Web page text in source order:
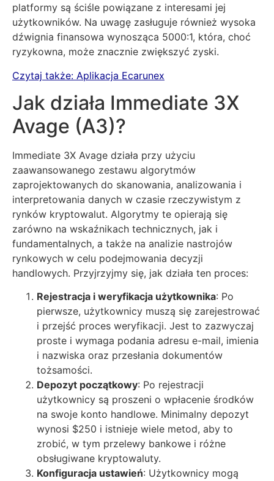
platformy są ściśle powiązane z interesami jej
użytkowników. Na uwagę zasługuje również wysoka
dźwignia finansowa wynosząca 5000:1, która, choć
ryzykowna, może znacznie zwiększyć zyski.
Czytaj także: Aplikacja Ecarunex
Jak działa Immediate 3X
Avage (A3)?
Immediate 3X Avage działa przy użyciu
zaawansowanego zestawu algorytmów
zaprojektowanych do skanowania, analizowania i
interpretowania danych w czasie rzeczywistym z
rynków kryptowalut. Algorytmy te opierają się
zarówno na wskaźnikach technicznych, jak i
fundamentalnych, a także na analizie nastrojów
rynkowych w celu podejmowania decyzji
handlowych. Przyjrzyjmy się, jak działa ten proces:
Rejestracja i weryfikacja użytkownika: Po
pierwsze, użytkownicy muszą się zarejestrować
i przejść proces weryfikacji. Jest to zazwyczaj
proste i wymaga podania adresu e-mail, imienia
i nazwiska oraz przesłania dokumentów
tożsamości.
Depozyt początkowy: Po rejestracji
użytkownicy są proszeni o wpłacenie środków
na swoje konto handlowe. Minimalny depozyt
wynosi $250 i istnieje wiele metod, aby to
zrobić, w tym przelewy bankowe i różne
obsługiwane kryptowaluty.
Konfiguracja ustawień: Użytkownicy mogą